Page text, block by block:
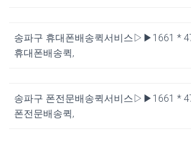
송파구 휴대폰배송퀵서비스▷▶1661 *
휴대폰배송퀵,
송파구 폰전문배송퀵서비스▷▶1661 *
폰전문배송퀵,